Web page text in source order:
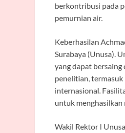
berkontribusi pada
pemurnian air.
Keberhasilan
Surabaya (Unusa).
yang dapat
penelitian,
internasional.
untuk menghasilkan
Wakil Rektor I